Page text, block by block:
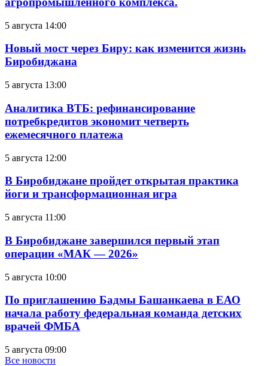
5 августа 14:00
Новый мост через Биру: как изменится жизнь
Биробиджана
5 августа 13:00
Аналитика ВТБ: рефинансирование
потребкредитов экономит четверть
ежемесячного платежа
5 августа 12:00
В Биробиджане пройдет открытая практика
йоги и трансформационная игра
5 августа 11:00
В Биробиджане завершился первый этап
операции «МАК — 2026»
5 августа 10:00
По приглашению Бадмы Башанкаева в ЕАО
начала работу федеральная команда детских
врачей ФМБА
5 августа 09:00
Все новости